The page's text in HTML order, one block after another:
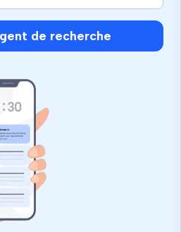
de recherche